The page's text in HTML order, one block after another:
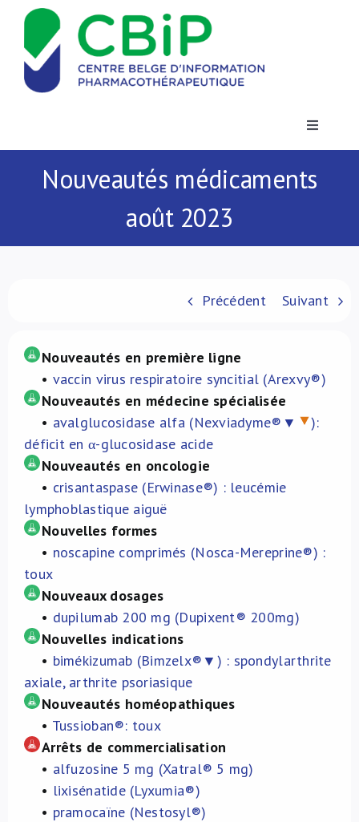
Passer
contenu
Toggle
Actualités
À propos de nous
Nouveautés médicaments
août 2023
Précédent Suivant
Nouveautés en première ligne
• vaccin virus respiratoire syncitial (Arexvy®)
Nouveautés en médecine spécialisée
• avalglucosidase alfa (Nexviadyme®▼
):
déficit en α-glucosidase acide
Nouveautés en oncologie
• crisantaspase (Erwinase®) : leucémie
lymphoblastique aiguë
Nouvelles formes
• noscapine comprimés (Nosca-Mereprine®) :
toux
Nouveaux dosages
• dupilumab 200 mg (Dupixent® 200mg)
Nouvelles indications
• bimékizumab (Bimzelx®▼) : spondylarthrite
axiale, arthrite psoriasique
Nouveautés homéopathiques
• Tussioban®: toux
Arrêts de commercialisation
• alfuzosine 5 mg (Xatral® 5 mg)
• lixisénatide (Lyxumia®)
• pramocaïne (Nestosyl®)